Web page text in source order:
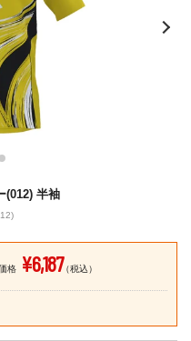
(012) 半袖
格 ¥6,187（税込）